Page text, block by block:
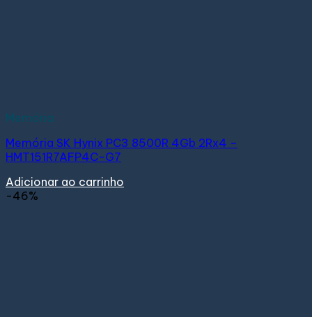
Memória
Memória SK Hynix PC3 8500R 4Gb 2Rx4 –
HMT151R7AFP4C-G7
Adicionar ao carrinho
-46%